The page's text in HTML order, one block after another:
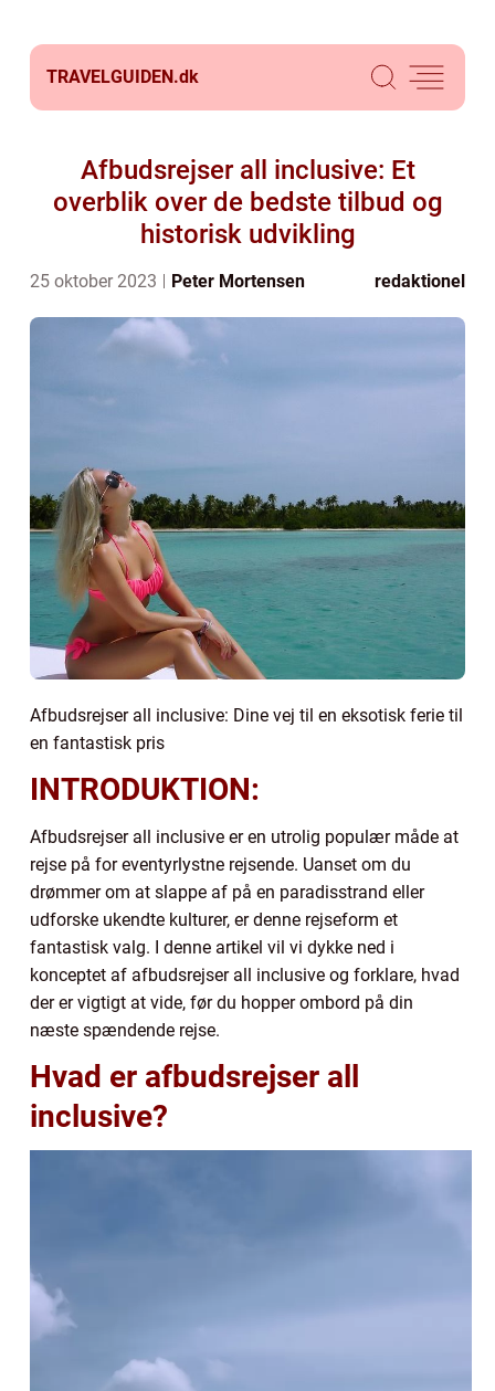
TRAVELGUIDEN.dk
Afbudsrejser all inclusive: Et
overblik over de bedste tilbud og
historisk udvikling
25 oktober 2023 Peter Mortensen redaktionel
Afbudsrejser all inclusive: Dine vej til en eksotisk ferie til
en fantastisk pris
INTRODUKTION:
Afbudsrejser all inclusive er en utrolig populær måde at
rejse på for eventyrlystne rejsende. Uanset om du
drømmer om at slappe af på en paradisstrand eller
udforske ukendte kulturer, er denne rejseform et
fantastisk valg. I denne artikel vil vi dykke ned i
konceptet af afbudsrejser all inclusive og forklare, hvad
der er vigtigt at vide, før du hopper ombord på din
næste spændende rejse.
Hvad er afbudsrejser all
inclusive?